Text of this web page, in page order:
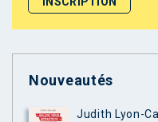
Nouveautés
Judith Lyon-